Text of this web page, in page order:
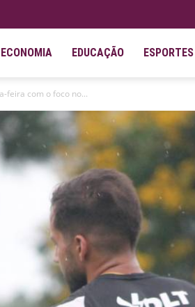
ECONOMIA EDUCAÇÃO ESPORTES
feira com o foco no...